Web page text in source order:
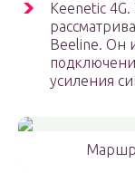
Keenetic
Beeline. Он
усиления